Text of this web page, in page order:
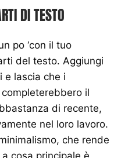
DI TESTO
po ‘con il tuo
del testo. Aggiungi
e lascia che i
il
di recente,
nel loro lavoro.
che rende
cosa principale è